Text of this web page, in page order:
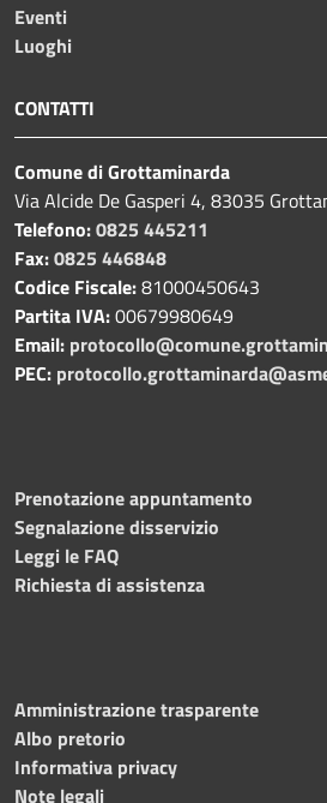
Eventi
Luoghi
CONTATTI
Comune di Grottaminarda
Via Alcide De Gasperi 4, 83035
Telefono:0825 445211
Fax:0825 446848
Codice Fiscale:81000450643
Partita IVA:00679980649
Email:
PEC:
Prenotazione appuntamento
Segnalazione disservizio
Leggi le FAQ
Richiesta di assistenza
Amministrazione trasparente
Albo pretorio
Informativa privacy
Note legali